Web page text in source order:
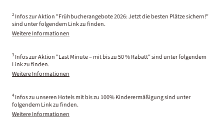
2 Infos zur Aktion "Frühbucherangebote 2026: Jetzt die besten Plätze sichern!"
sind unter folgendem Link zu finden.
Weitere Informationen
3 Infos zur Aktion "Last Minute – mit bis zu 50 % Rabatt" sind unter folgendem
Link zu finden.
Weitere Informationen
4 Infos zu unseren Hotels mit bis zu 100% Kinderermäßigung sind unter
folgendem Link zu finden.
Weitere Informationen